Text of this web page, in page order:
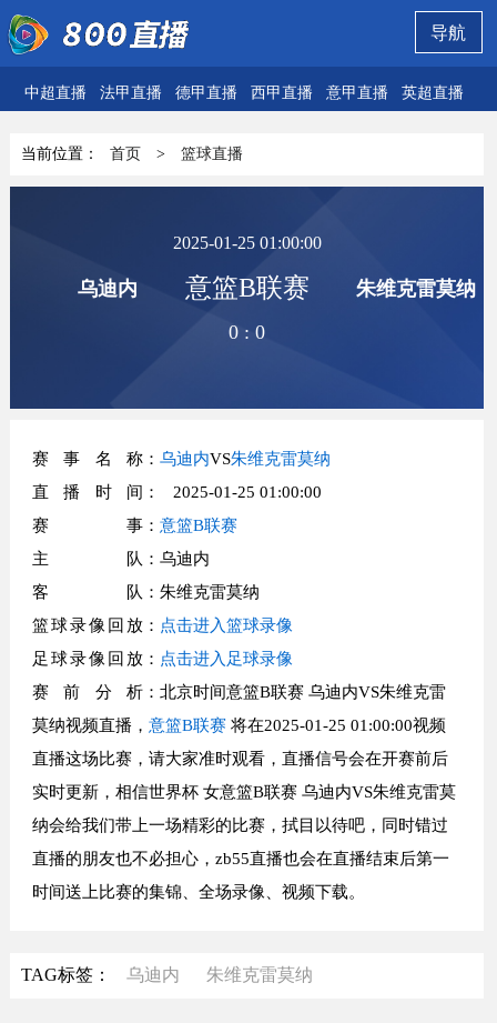
导航
中超直播 法甲直播 德甲直播 西甲直播 意甲直播 英超直播
当前位置： 首页 > 篮球直播
乌迪内
2025-01-25 01:00:00
意篮B联赛
0 :0
朱维克雷莫纳
赛事名称： 乌迪内VS朱维克雷莫纳
直播时间 ： 2025-01-25 01:00:00
赛事： 意篮B联赛
主队 ：乌迪内
客队 ：朱维克雷莫纳
篮球录像回放： 点击进入篮球录像
足球录像回放： 点击进入足球录像
赛前分析：北京时间意篮B联赛 乌迪内VS朱维克雷
莫纳视频直播， 意篮B联赛将在2025-01-25 01:00:00视频
直播这场比赛，请大家准时观看，直播信号会在开赛前后
实时更新，相信世界杯 女意篮B联赛 乌迪内VS朱维克雷莫
纳会给我们带上一场精彩的比赛，拭目以待吧，同时错过
直播的朋友也不必担心，zb55直播也会在直播结束后第一
时间送上比赛的集锦、全场录像、视频下载。
TAG标签： 乌迪内 朱维克雷莫纳